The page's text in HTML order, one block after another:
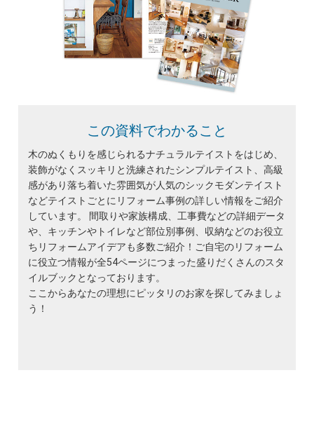
この資料でわかること
木のぬくもりを感じられるナチュラルテイストをはじめ、
装飾がなくスッキリと洗練されたシンプルテイスト、高級
感があり落ち着いた雰囲気が人気のシックモダンテイスト
などテイストごとにリフォーム事例の詳しい情報をご紹介
しています。 間取りや家族構成、工事費などの詳細データ
や、キッチンやトイレなど部位別事例、収納などのお役立
ちリフォームアイデアも多数ご紹介！ご自宅のリフォーム
に役立つ情報が全54ページにつまった盛りだくさんのスタ
イルブックとなっております。
ここからあなたの理想にピッタリのお家を探してみましょ
う！